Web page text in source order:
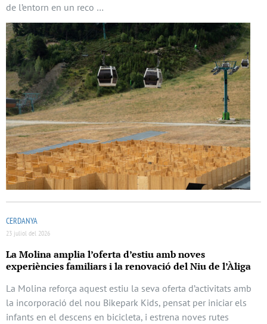
de l’entorn en un reco …
CERDANYA
23 juliol del 2026
La Molina amplia l’oferta d’estiu amb noves
experiències familiars i la renovació del Niu de l’Àliga
La Molina reforça aquest estiu la seva oferta d’activitats amb
la incorporació del nou Bikepark Kids, pensat per iniciar els
infants en el descens en bicicleta, i estrena noves rutes